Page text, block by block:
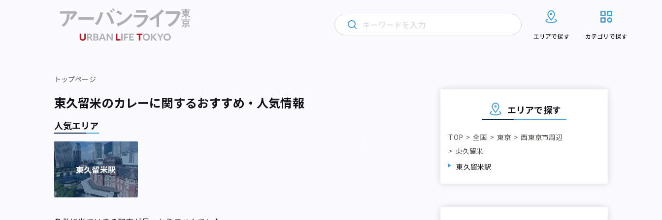
エリアで探す カテゴリで探す
トップページ
東久留米のカレーに関するおすすめ・人気情報
人気エリア
東久留米駅
エリアで探す
TOP 全国 東京
西東京市周辺
東久留米
東久留米駅